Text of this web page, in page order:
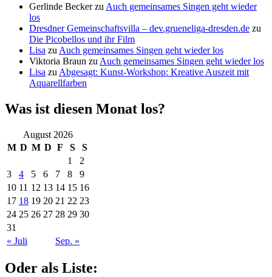
Gerlinde Beckerzu Auch gemeinsames Singen geht wieder
los
Dresdner Gemeinschaftsvilla – dev.grueneliga-dresden.de zu
Die Picobellos und ihr Film
Lisa zu Auch gemeinsames Singen geht wieder los
Viktoria Braun zu Auch gemeinsames Singen geht wieder los
Lisa zu Abgesagt: Kunst-Workshop: Kreative Auszeit mit
Aquarellfarben
Was ist diesen Monat los?
August 2026
M D M D F S
S
1
2
3
4 5 6 7 8
9
10 11 12 13 14 15 16
17 18 19 20 21 22 23
24 25 26 27 28 29 30
31
« Juli
Sep. »
Oder als Liste: